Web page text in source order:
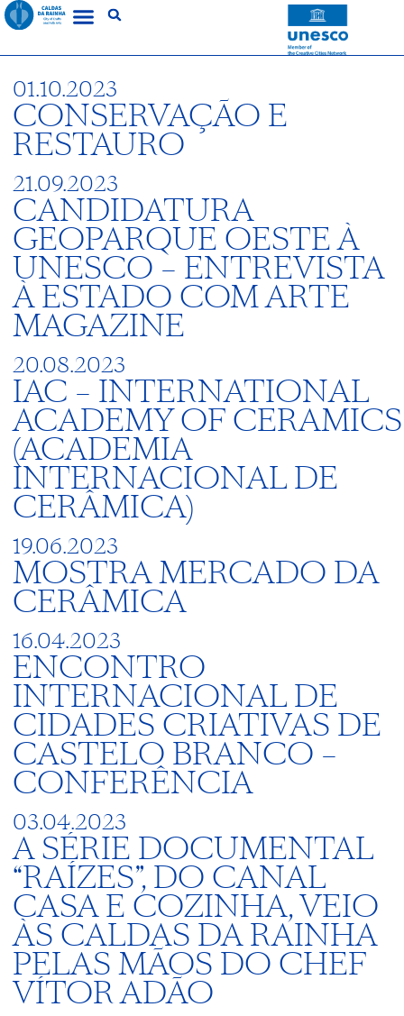
01.10.2023
CONSERVAÇÃO E
RESTAURO
21.09.2023
CANDIDATURA
GEOPARQUE OESTE À
UNESCO – ENTREVISTA
À ESTADO COM ARTE
MAGAZINE
20.08.2023
IAC – INTERNATIONAL
ACADEMY OF CERAMICS
(ACADEMIA
INTERNACIONAL DE
CERÂMICA)
19.06.2023
MOSTRA MERCADO DA
CERÂMICA
16.04.2023
ENCONTRO
INTERNACIONAL DE
CIDADES CRIATIVAS DE
CASTELO BRANCO –
CONFERÊNCIA
03.04.2023
A SÉRIE DOCUMENTAL
“RAÍZES”, DO CANAL
CASA E COZINHA, VEIO
ÀS CALDAS DA RAINHA
PELAS MÃOS DO CHEF
VÍTOR ADÃO